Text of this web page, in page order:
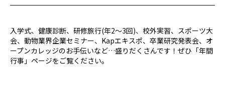
入学式、健康診断、研修旅行(年2～3回)、校外実習、スポーツ大
会、動物業界企業セミナー、Kapエキスポ、卒業研究発表会、オ
ープンカレッジのお手伝いなど…盛りだくさんです！ぜひ「年間
行事」ページをご覧ください。